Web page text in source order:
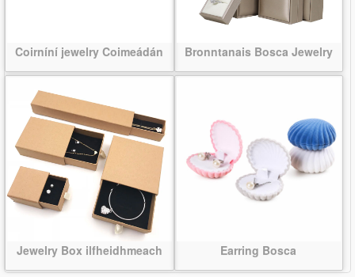
Coirníní jewelry Coimeádán Bronntanais Bosca Jewelry
Jewelry Box ilfheidhmeach Earring Bosca